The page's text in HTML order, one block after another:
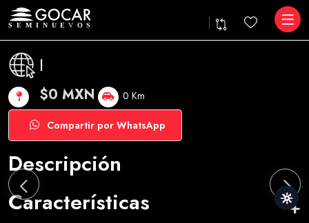
|
$0 MXN 0 Km
Compartir por WhatsApp
Descripción
Características